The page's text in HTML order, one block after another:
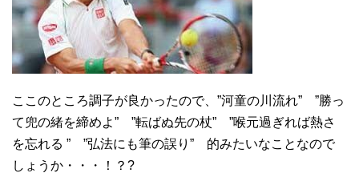
ここのところ調子が良かったので、”河童の川流れ” ”勝っ
て兜の緒を締めよ” ”転ばぬ先の杖” ”喉元過ぎれば熱さ
を忘れる ” ”弘法にも筆の誤り” 的みたいなことなので
しょうか・・・！？?